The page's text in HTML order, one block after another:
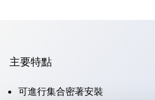
主要特點
可進行集合密著安裝